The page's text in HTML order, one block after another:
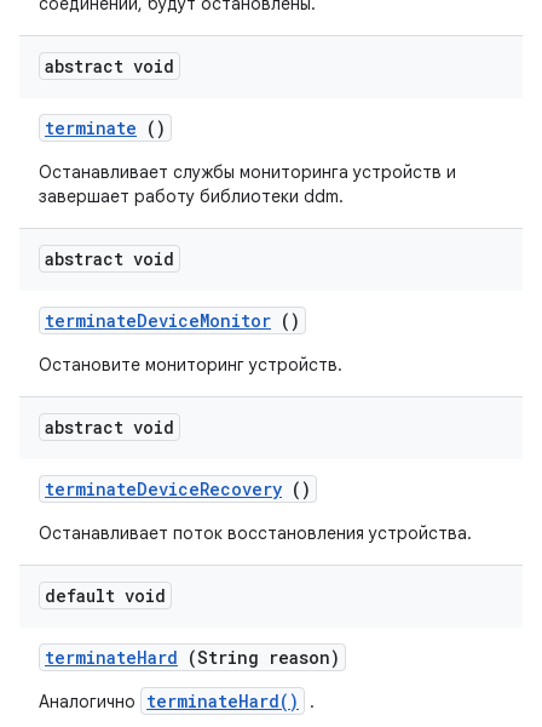
abstract void
terminate ()
Останавливает службы мониторинга устройств и
завершает работу библиотеки ddm.
abstract void
terminateDeviceMonitor ()
Остановите мониторинг устройств.
abstract void
terminateDeviceRecovery ()
Останавливает поток восстановления устройства.
default void
terminateHard (String reason)
Аналогично terminateHard() .